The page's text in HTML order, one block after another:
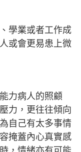
學業或者工作成
或會更易患上微
力病人的照顧
力，更往往傾向
自己有太多事情
掩蓋內心真實感